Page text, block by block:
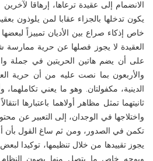
الانضمام إلى عقيدة ترعاها، إرهاقا
يكون تدخلها بالجزاء عقابا لمن يلوذون
خاص إذكاء صراع بين الأديان تمييزاً
العقيدة لا يجوز فصلها عن حرية ممارسة
على أن يضم هاتين الحريتين في جملة
والأربعون بما نصت عليه من أن حرية
الدينية، مكفولتان. وهو ما يعني تكاملهما،
ثانيتهما تمثل مظاهر أولاهما باعتبارها
واختلاجها في الوجدان، إلى التعبير عن
تكمن في الصدور، ومن ثم ساغ القول بأن
يجوز تقييدها من خلال تنظيمها، توكيدا لبعض
وبوجه خاص ما يتصل منها بصون النظام